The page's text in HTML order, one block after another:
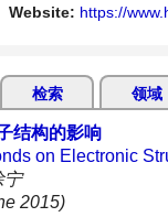
Website: https://
检索 领域
结构的影响
on Electronic
宁
2015)